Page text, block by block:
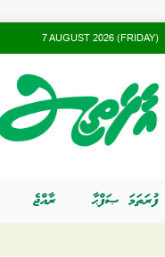
7 AUGUST 2026 (FRIDAY)
ފުރަތަމަ ޞަފްޙާ ރާއްޖެ